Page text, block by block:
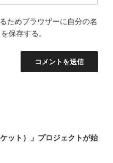
ためブラウザーに自分の名
保存する。
ット）」プロジェクトが始